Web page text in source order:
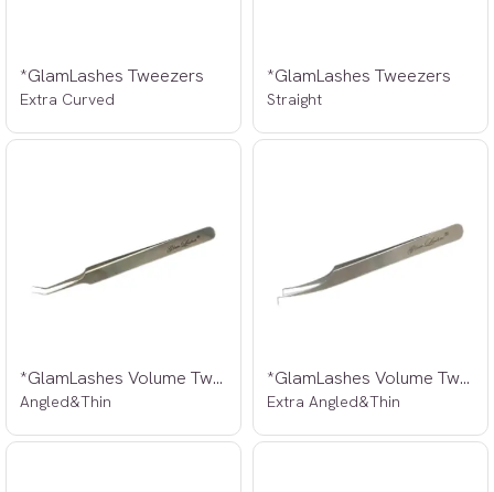
*GlamLashes Tweezers
Extra Curved
*GlamLashes Tweezers
Straight
*GlamLashes Volume Tweezers
Angled&Thin
*GlamLashes Volume Tweezers
Extra Angled&Thin